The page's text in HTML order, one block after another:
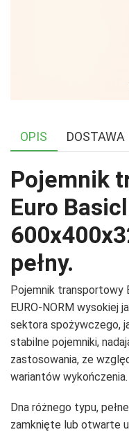
OPIS DOSTAWA
Pojemnik
Euro
pełny.
Pojemnik transportowy
EURO-NORM wysokiej
sektora spożywczego,
stabilne pojemniki,
zastosowania, ze
wariantów wykończenia.
Dna różnego typu,
zamknięte lub otwarte